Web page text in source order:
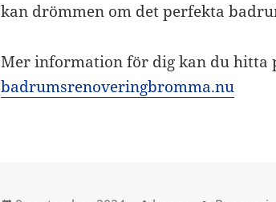
kan drömmen om det perfekta
Mer information för dig kan du hitta
badrumsrenoveringbromma.nu